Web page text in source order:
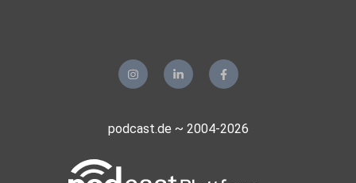
podcast.de ~ 2004-2026